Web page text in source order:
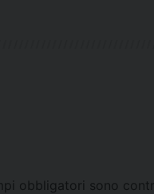
obbligatori sono